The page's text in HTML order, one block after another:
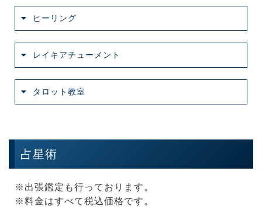
ヒーリング
レイキアチューメント
タロット教室
占星術
※出張鑑定も行っております。
※料金はすべて税込価格です。